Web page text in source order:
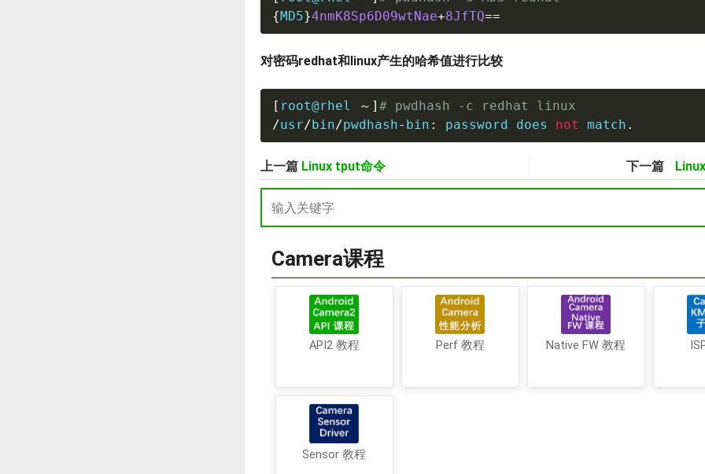
{ MD5}4nmK8Sp6D09wtNae+8JfTQ==
对密码redhat和linux产生的哈希值进行比较
[ root@rhel ～ ] # pwdhash -c redhat linux
/usr/ bin/pwdhash- bin : password does not match .
上一篇 Linux tput命令 下一篇
Camera课程
API2 教程 Perf 教程 Native FW 教程
Sensor 教程